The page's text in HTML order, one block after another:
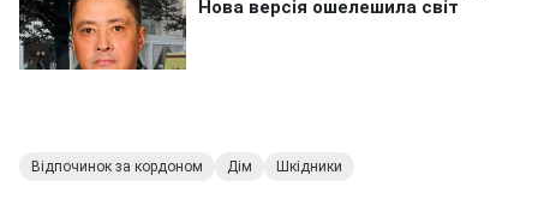
Відпочинок за кордоном Дім Шкідники